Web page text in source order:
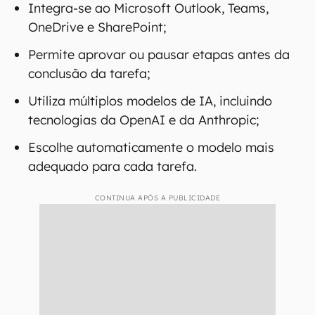
Integra-se ao Microsoft Outlook, Teams,
OneDrive e SharePoint;
Permite aprovar ou pausar etapas antes da
conclusão da tarefa;
Utiliza múltiplos modelos de IA, incluindo
tecnologias da OpenAI e da Anthropic;
Escolhe automaticamente o modelo mais
adequado para cada tarefa.
CONTINUA APÓS A PUBLICIDADE